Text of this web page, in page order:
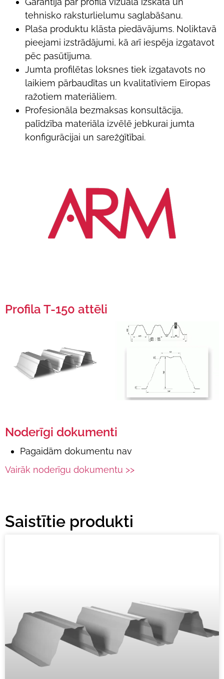
tehnisko raksturlielumu saglabāšanu.
Plaša produktu klāsta piedāvājums. Noliktavā
pieejami izstrādājumi, kā arī iespēja izgatavot
pēc pasūtījuma.
Jumta profilētas loksnes tiek izgatavots no
laikiem pārbaudītas un kvalitatīviem Eiropas
ražotiem materiāliem.
Profesionāla bezmaksas konsultācija,
palīdzība materiāla izvēlē jebkurai jumta
konfigurācijai un sarežģītībai.
Profila T-150 attēli
Noderīgi dokumenti
Pagaidām dokumentu nav
Vairāk noderīgu dokumentu >>
Saistītie produkti